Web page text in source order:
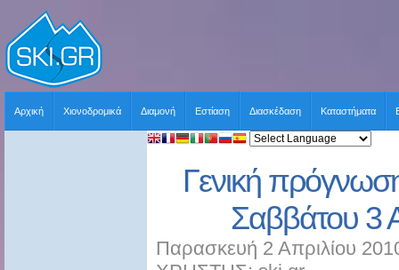
Αρχική Χιονοδρομικά Διαμονή Εστίαση Διασκέδαση Καταστήματα
Γενική
Σαββάτου 3
Παρασκευή 2 Απριλίου